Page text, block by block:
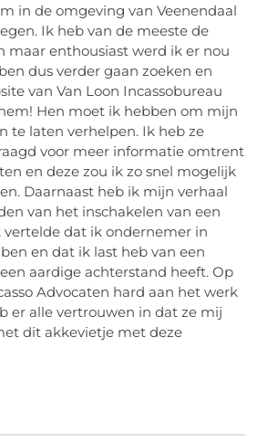
in de omgeving van Veenendaal
Ik heb van de meeste de
maar enthousiast werd ik er nou
dus verder gaan zoeken en
van Van Loon Incassobureau
Hen moet ik hebben om mijn
te laten verhelpen. Ik heb ze
voor meer informatie omtrent
en deze zou ik zo snel mogelijk
Daarnaast heb ik mijn verhaal
van het inschakelen van een
vertelde dat ik ondernemer in
en dat ik last heb van een
aardige achterstand heeft. Op
Advocaten hard aan het werk
er alle vertrouwen in dat ze mij
dit akkevietje met deze